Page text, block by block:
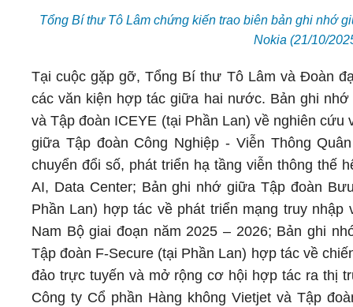
Tổng Bí thư Tô Lâm chứng kiến trao biên bản ghi nhớ
Nokia (21/10/
Tại cuộc gặp gỡ, Tổng Bí thư Tô Lâm và Đoàn
các văn kiện hợp tác giữa hai nước. Bản ghi
và Tập đoàn ICEYE (tại Phần Lan) về nghiên
giữa Tập đoàn Công Nghiệp - Viễn Thông
chuyển đổi số, phát triển hạ tầng viễn thông thế
AI, Data Center; Bản ghi nhớ giữa Tập đoàn
Phần Lan) hợp tác về phát triển mạng truy
Nam Bộ giai đoạn năm 2025 – 2026; Bản ghi
Tập đoàn F-Secure (tại Phần Lan) hợp tác về
đảo trực tuyến và mở rộng cơ hội hợp tác ra thị
Công ty Cổ phần Hàng không Vietjet và Tập